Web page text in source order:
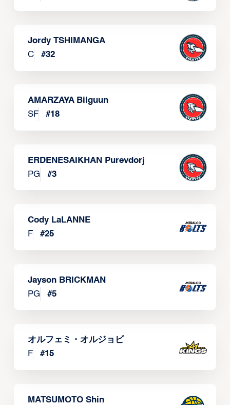
Jordy TSHIMANGA
C
#32
AMARZAYA Bilguun
SF
#18
ERDENESAIKHAN Purevdorj
PG
#3
Cody LaLANNE
F
#25
Jayson BRICKMAN
PG
#5
オルフェミ・オルジョビ
F
#15
MATSUMOTO Shin